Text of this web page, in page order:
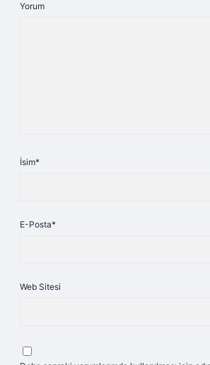
Yorum
İsim*
E-Posta*
Web Sitesi